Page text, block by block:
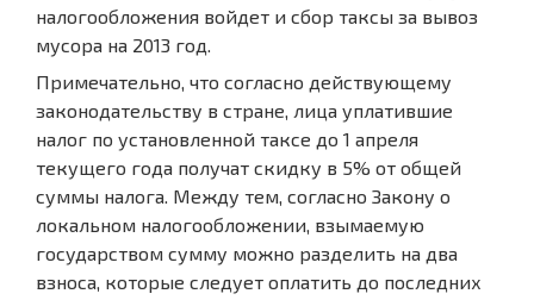
налогообложения войдет и сбор таксы за вывоз
мусора на 2013 год.
Примечательно, что согласно действующему
законодательству в стране, лица уплатившие
налог по установленной таксе до 1 апреля
текущего года получат скидку в 5% от общей
суммы налога. Между тем, согласно Закону о
локальном налогообложении, взымаемую
государством сумму можно разделить на два
взноса, которые следует оплатить до последних